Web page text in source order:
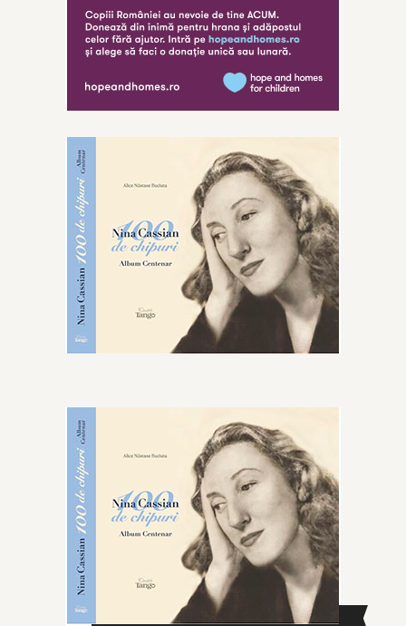
CAUTĂ ÎN SITE